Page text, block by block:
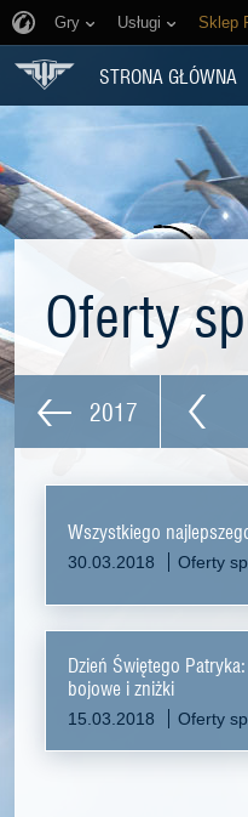
Gry Usługi Sklep
STRONA GŁÓWNA
Oferty
2017
Wszystkiego
30.03.2018 Oferty
Dzień Świętego
bojowe i zniżki
15.03.2018 Oferty